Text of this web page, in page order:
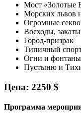
Мост «Золотые
Морских львов
Огромные
Восходы,
Город-призрак
Типичный
Огни и фонтаны
Пустыню и
Цена: 2250 $
Программа